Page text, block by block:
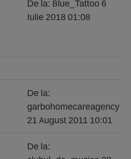
De la: Blue_Tattoo 6
Iulie 2018 01:08
De la:
garbohomecareagency
21 August 2011 10:01
De la: